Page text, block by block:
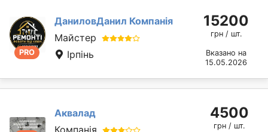
PRO
ДаниловДанил Компанія
Майстер
Ірпінь
15200
грн / шт.
Вказано на
15.05.2026
Аквалад
Компанія
4500
грн / шт.